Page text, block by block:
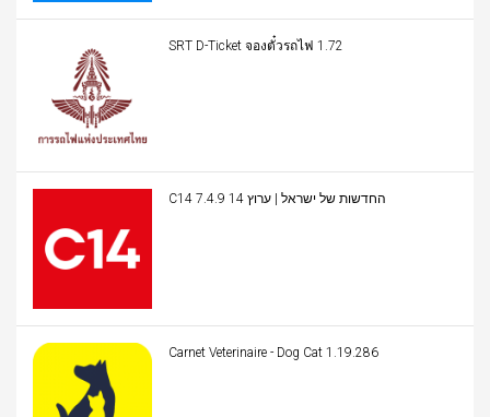
SRT D-Ticket จองตั๋วรถไฟ 1.72
C14 החדשות של ישראל | ערוץ 14 7.4.9
Carnet Veterinaire - Dog Cat 1.19.286